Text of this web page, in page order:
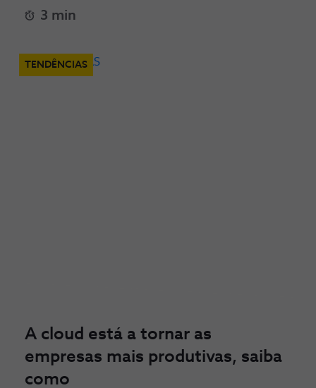
3 min
TENDÊNCIAS
A cloud está a tornar as
empresas mais produtivas, saiba
como